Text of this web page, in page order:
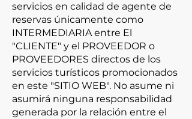
servicios en calidad de agente de
reservas únicamente como
INTERMEDIARIA entre El
"CLIENTE" y el PROVEEDOR o
PROVEEDORES directos de los
servicios turísticos promocionados
en este "SITIO WEB". No asume ni
asumirá ninguna responsabilidad
generada por la relación entre el